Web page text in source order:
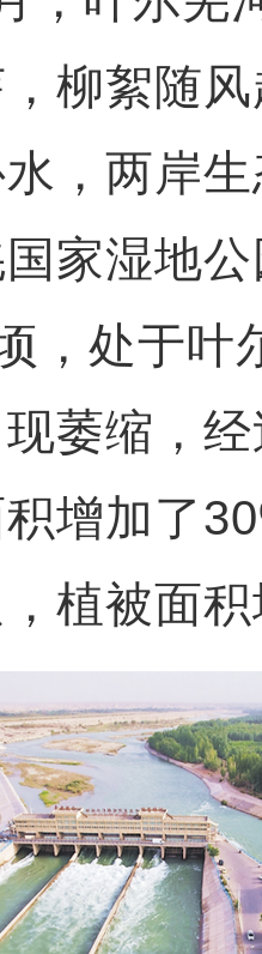
柳絮随
，两岸
家湿地
，处于叶
萎缩，
增加了
植被面